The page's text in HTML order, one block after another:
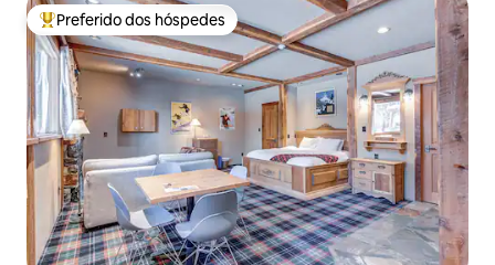
Entre os melhores preferidos dos hóspedes
Preferido dos hóspedes